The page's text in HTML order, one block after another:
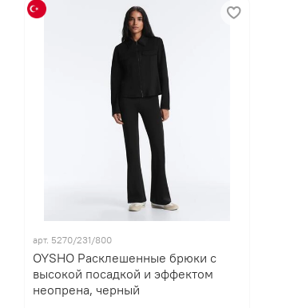
арт. 5270/231/800
OYSHO Расклешенные брюки с
высокой посадкой и эффектом
неопрена, черный